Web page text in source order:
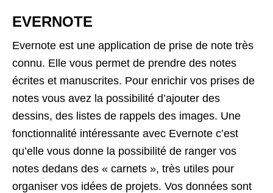
EVERNOTE
Evernote est une application de prise de note très
connu. Elle vous permet de prendre des notes
écrites et manuscrites. Pour enrichir vos prises de
notes vous avez la possibilité d’ajouter des
dessins, des listes de rappels des images. Une
fonctionnalité intéressante avec Evernote c’est
qu’elle vous donne la possibilité de ranger vos
notes dedans des « carnets », très utiles pour
organiser vos idées de projets. Vos données sont